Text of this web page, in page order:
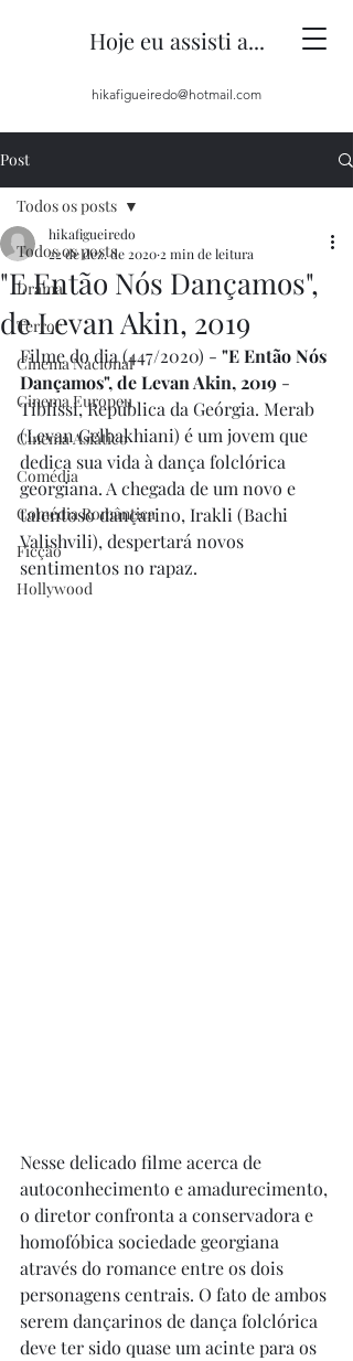
Hoje eu assisti a...
hikafigueiredo@hotmail.com
Post
Todos os posts
Drama
Terror
Cinema Nacional
Cinema Europeu
Cinema Asiático
Comédia
Comédia Romântica
Ficção
Hollywood
Todos os posts
"E Então Nós Dançamos",
de Levan Akin, 2019
hikafigueiredo
22 de dez. de 2020 2 min de leitura
Filme do dia (447/2020) - "E Então Nós
Dançamos", de Levan Akin, 2019 -
Tiblissi, República da Geórgia. Merab
(Levan Gelbakhiani) é um jovem que
dedica sua vida à dança folclórica
georgiana. A chegada de um novo e
talentoso dançarino, Irakli (Bachi
Valishvili), despertará novos
sentimentos no rapaz.
Nesse delicado filme acerca de
autoconhecimento e amadurecimento,
o diretor confronta a conservadora e
homofóbica sociedade georgiana
através do romance entre os dois
personagens centrais. O fato de ambos
serem dançarinos de dança folclórica
deve ter sido quase um acinte para os